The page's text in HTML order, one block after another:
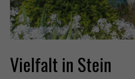
Vielfalt in Stein